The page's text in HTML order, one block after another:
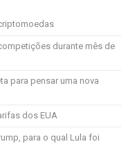
durante mês de
para pensar uma nova
dos EUA
para o qual Lula foi